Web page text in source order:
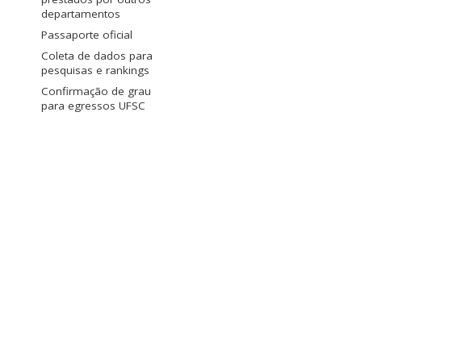
departamentos
Passaporte oficial
Coleta de dados para
pesquisas e rankings
Confirmação de grau
para egressos UFSC